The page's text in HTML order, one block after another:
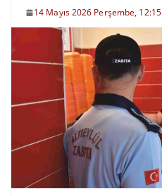
14 Mayıs 2026 Perşembe, 12:15